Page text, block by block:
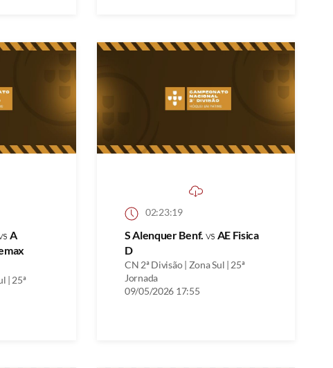
A
| 25ª
02:23:19
S Alenquer Benf. vs AE Fisica
D
CN 2ª Divisão | Zona Sul | 25ª
Jornada
09/05/2026 17:55